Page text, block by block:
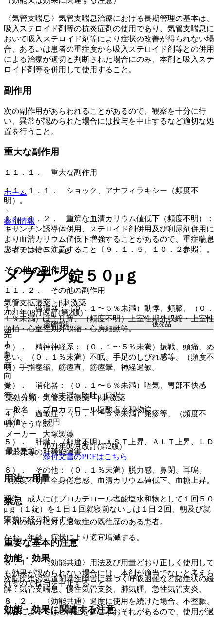
〈気管支喘息〉気管支喘息治療における長期管理の基本は、
吸入ステロイド剤等の抗炎症剤の使用であり、気管支喘息に
おいて吸入ステロイド剤等により症状の改善が得られない場
合、あるいは患者の重症度から吸入ステロイド剤等との併用
による治療が適切と判断された場合にのみ、本剤と吸入ステ
ロイド剤等を併用して使用すること。
副作用
次の副作用があらわれることがあるので、観察を十分に行
い、異常が認められた場合には投与を中止するなど適切な処
置を行うこと。
重大な副作用
１１．１． 重大な副作用
１１．１．１． ショック、アナフィラキシー（頻度不
明）。
１１．１．２． 重篤な血清カリウム値低下（頻度不明）：
キサンチン誘導体併用、ステロイド剤併用及び利尿剤併用に
より血清カリウム値低下増強することがあるので、重症喘息
患者では特に注意すること〔９．１．５、１０．２参照〕。
その他の副作用
１１．２． その他の副作用
１）． 循環器：（０．１〜５％未満）動悸、頻脈、（０．
１％未満）ほてり等、（頻度不明）上室性期外収縮・上室性
頻拍・心室性期外収縮・心房細動等。
２）． 精神神経系：（０．１〜５％未満）振戦、頭痛、め
まい、（０．１％未満）不眠、手足のしびれ感等、（頻度不
明）手指痙縮、筋痙直、筋痙攣、神経過敏。
３）． 消化器：（０．１〜５％未満）嘔気、胃部不快感
等、（０．１％未満）嘔吐、口渇。
４）． 過敏症：（０．１〜５％未満）発疹等、（頻度不
明）そう痒感。
５）． 肝臓：（頻度不明）ＡＳＴ上昇、ＡＬＴ上昇、ＬＤ
Ｈ上昇等の肝機能障害。
６）． その他：（０．１％未満）脱力感、鼻閉、耳鳴、
（頻度不明）全身倦怠感、血清カリウム値低下、血糖上昇。
禁忌
本剤の成分に対し過敏症の既往歴のある患者。
重要な基本的注意
８．１． 〈効能共通〉用法及び用量どおり正しく使用して
も効果が認められない場合には、本剤が適当でないと考えら
れるので投与を中止すること。
８．２． 〈効能共通〉過度に使用を続けた場合、不整脈、
場合によっては心停止を起こすおそれがあるので、使用が過
ホーム
薬剤情報
メプチン錠５０μｇ
メプチン錠５０μｇ
気管支拡張薬 > β刺激薬
2021年08月改訂(第2版)
薬剤情報 後発品
先
毒
劇
麻
向
覚
薬効分類
気管支拡張薬 > β刺激薬
一般名
プロカテロール塩酸塩水和物錠
薬価
8.2円
メーカー
大塚製薬
最終更新
2021年08月改訂(第2版)
添付文書のPDFはこちら
用法・用量
通常、成人にはプロカテロール塩酸塩水和物として１回５０
μｇ（１錠）を１日１回就寝前ないしは１日２回、朝及び就
寝前に経口投与する。
なお、年齢、症状により適宜増減する。
効能・効果
次記疾患の気道閉塞性障害に基づく呼吸困難など諸症状の緩
解：気管支喘息、慢性気管支炎、肺気腫、急性気管支炎。
効能・効果に関連する注意